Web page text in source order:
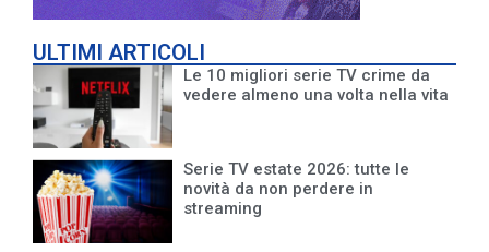
ULTIMI ARTICOLI
Le 10 migliori serie TV crime da
vedere almeno una volta nella vita
Serie TV estate 2026: tutte le
novità da non perdere in
streaming